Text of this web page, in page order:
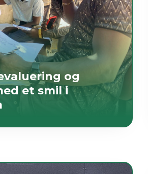
og
et smil i